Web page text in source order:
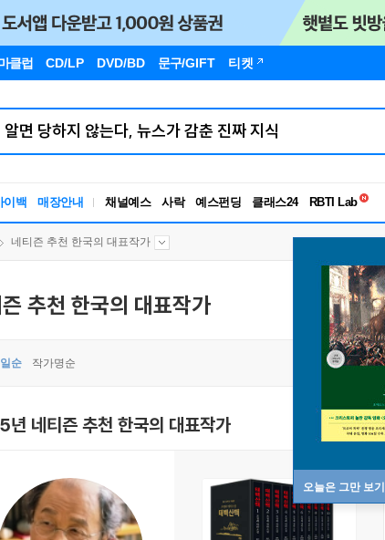
클럽 CD/LP DVD/BD 문구/GIFT 티켓
이백 매장안내 채널예스 사락 예스펀딩 클래스24
독서유형검사
오늘은 그만 보기
네티즌 추천 한국의 대표작가
추천 한국의 대표작가
순 작가명순
네티즌 추천 한국의 대표작가